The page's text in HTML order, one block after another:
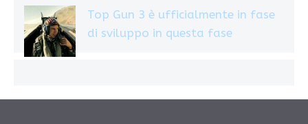
Top Gun 3 è ufficialmente in fase
di sviluppo in questa fase